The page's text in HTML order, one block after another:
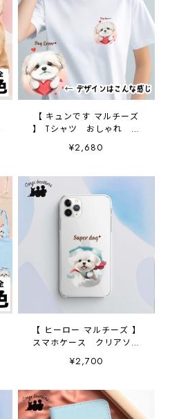
【 キュンです マルチーズ
】 Tシャツ おしゃれ か
わいい 犬 ペット うち
の子 プレゼント ギフト
¥2,680
【 ヒーロー マルチーズ 】
スマホケース クリアソフ
トケース 犬 犬グッズ
プレゼント アンドロイド
¥2,700